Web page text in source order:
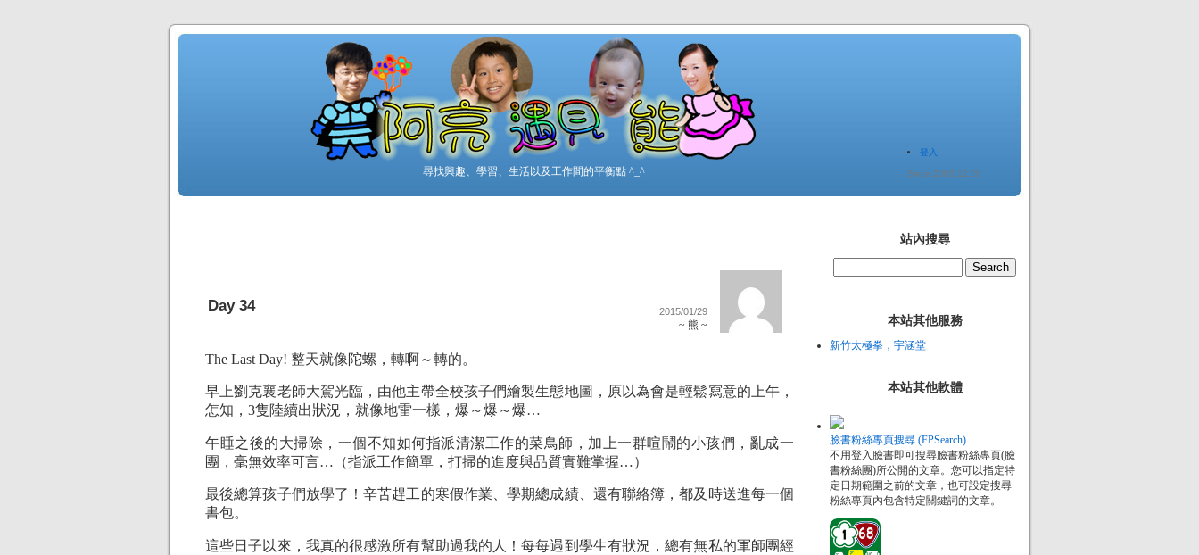
尋找興趣、學習、生活以及工作間的平衡點 ^_^
登入
Since 2005.12.20
Day 34 2015/01/29
~ 熊 ~
The Last Day! 整天就像陀螺，轉啊～轉的。
早上劉克襄老師大駕光臨，由他主帶全校孩子們繪製生態地圖，原以為會是輕鬆寫意的上午，
怎知，3隻陸續出狀況，就像地雷一樣，爆～爆～爆…
午睡之後的大掃除，一個不知如何指派清潔工作的菜鳥師，加上一群喧鬧的小孩們，亂成一
團，毫無效率可言…（指派工作簡單，打掃的進度與品質實難掌握…）
最後總算孩子們放學了！辛苦趕工的寒假作業、學期總成績、還有聯絡簿，都及時送進每一個
書包。
這些日子以來，我真的很感激所有幫助過我的人！每每遇到學生有狀況，總有無私的軍師團經
站內搜尋
本站其他服務
新竹太極拳，宇涵堂
本站其他軟體
臉書粉絲專頁搜尋 (FPSearch)
不用登入臉書即可搜尋臉書粉絲專頁(臉
書粉絲團)所公開的文章。您可以指定特
定日期範圍之前的文章，也可設定搜尋
粉絲專頁內包含特定關鍵詞的文章。